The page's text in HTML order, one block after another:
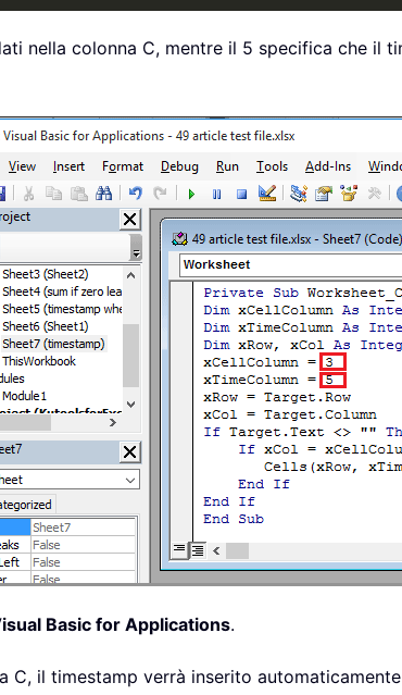
nella colonna C, mentre il 5 specifica che il
Basic for Applications.
il timestamp verrà inserito